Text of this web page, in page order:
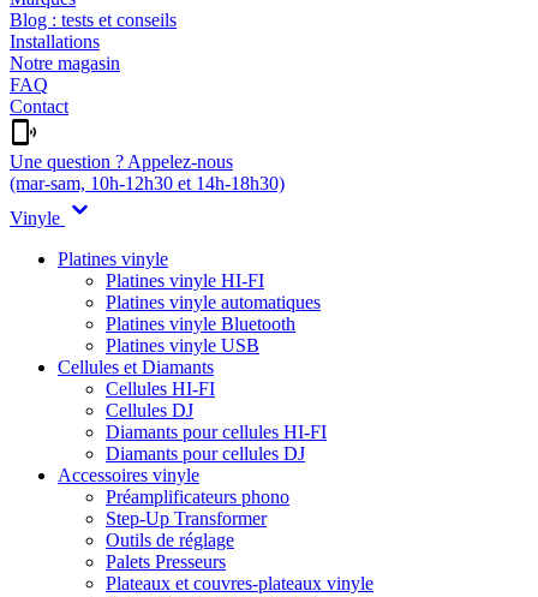
Blog : tests et conseils
Installations
Notre magasin
FAQ
Contact
Une question ? Appelez-nous
(mar-sam, 10h-12h30 et 14h-18h30)
Vinyle
Platines vinyle
Platines vinyle HI-FI
Platines vinyle automatiques
Platines vinyle Bluetooth
Platines vinyle USB
Cellules et Diamants
Cellules HI-FI
Cellules DJ
Diamants pour cellules HI-FI
Diamants pour cellules DJ
Accessoires vinyle
Préamplificateurs phono
Step-Up Transformer
Outils de réglage
Palets Presseurs
Plateaux et couvres-plateaux vinyle